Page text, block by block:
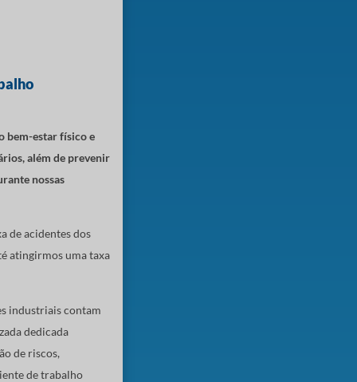
bem-estar físico e
além de prevenir
nossas
de acidentes dos
atingirmos uma taxa
industriais contam
dedicada
de riscos,
de trabalho